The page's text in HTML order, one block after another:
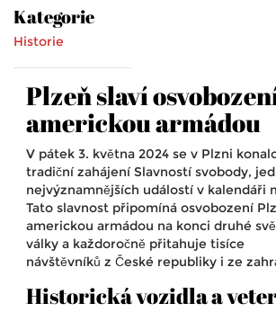
Kategorie
Historie
Plzeň slaví
americkou armádou
V pátek 3. května 2024 se v Plzni
tradiční zahájení Slavností svobody,
nejvýznamnějších událostí v kalendáři
Tato slavnost připomíná osvobození
americkou armádou na konci druhé
války a každoročně přitahuje tisíce
návštěvníků z České republiky i ze
Historická vozidla a